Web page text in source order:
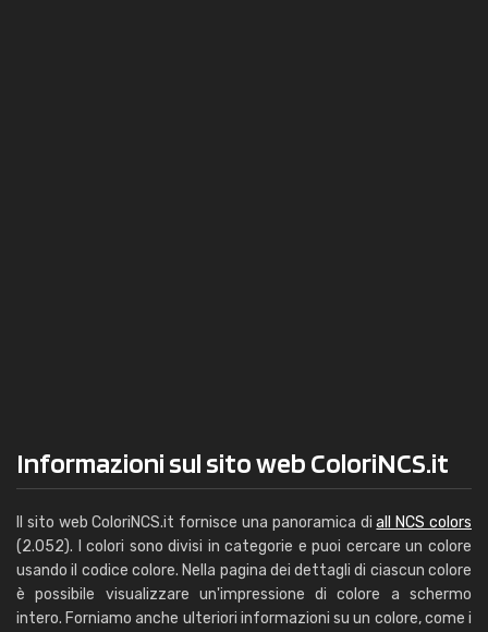
Informazioni sul sito web ColoriNCS.it
Il sito web ColoriNCS.it fornisce una panoramica diall NCS colors
(2.052). I colori sono divisi in categorie e puoi cercare un colore
usando il codice colore. Nella pagina dei dettagli di ciascun colore
è possibile visualizzare un'impressione di colore a schermo
intero. Forniamo anche ulteriori informazioni su un colore, come i